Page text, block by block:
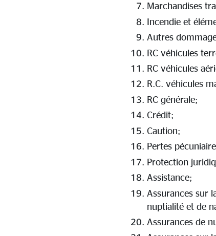
Marchandises
Incendie et
Autres
RC véhicules
RC véhicules
R.C. véhicules
RC générale;
Crédit;
Caution;
Pertes
Protection
Assistance;
Assurances sur
nuptialité et de
Assurances de